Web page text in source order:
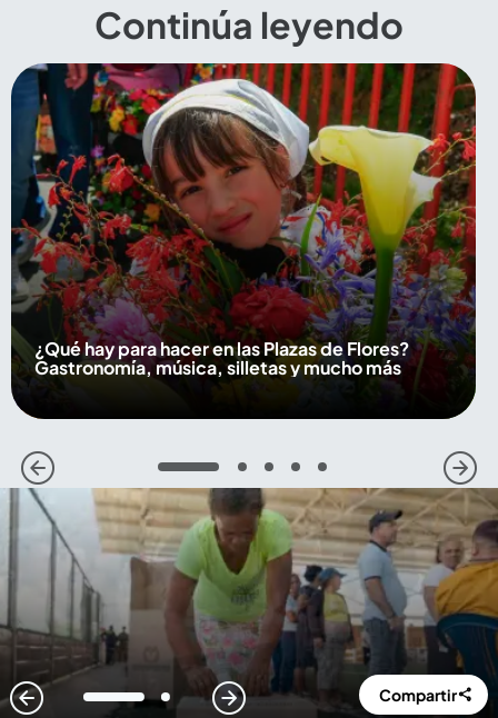
Continúa leyendo
¿Qué hay para hacer en las Plazas de Flores?
Gastronomía, música, silletas y mucho más
1 2 3 4 5
1 2 Compartir